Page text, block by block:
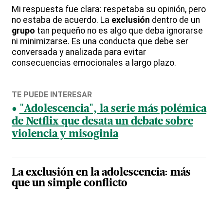
Mi respuesta fue clara: respetaba su opinión, pero
no estaba de acuerdo. La exclusión dentro de un
grupo tan pequeño no es algo que deba ignorarse
ni minimizarse. Es una conducta que debe ser
conversada y analizada para evitar
consecuencias emocionales a largo plazo.
TE PUEDE INTERESAR
"Adolescencia", la serie más polémica
de Netflix que desata un debate sobre
violencia y misoginia
La exclusión en la adolescencia: más
que un simple conflicto